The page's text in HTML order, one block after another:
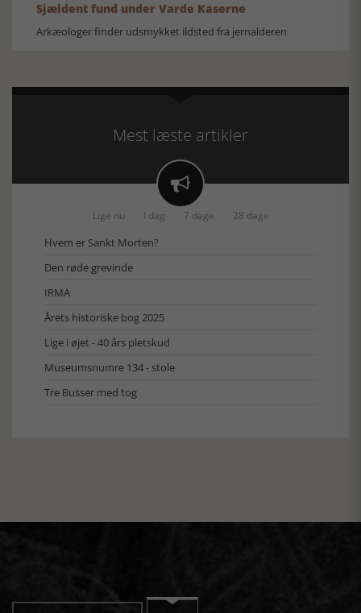
Sjældent fund under Varde Kaserne
Arkæologer finder udsmykket ildsted fra jernalderen
Mest læste artikler

Lige nu I dag 7 dage 28 dage
Hvem er Sankt Morten?
Den røde grevinde
IRMA
Årets historiske bog 2025
Lige i øjet - 40 års pletskud
Museumsnumre 134 - stole
Tre Busser med tog